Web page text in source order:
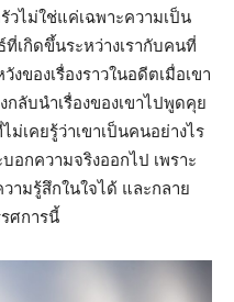
วไม่ใช่แค่เฉพาะความเป็น
เกิดขึ้นระหว่างเรากับคนที่
ของเรื่องราวในอดีตเมื่อเขา
ลับนำเรื่องของเขาไปพูดคุย
เคยรู้ว่าเขาเป็นคนอย่างไร
อกความจริงออกไป เพราะ
ามรู้สึกในใจได้ และกลาย
ศการนี้